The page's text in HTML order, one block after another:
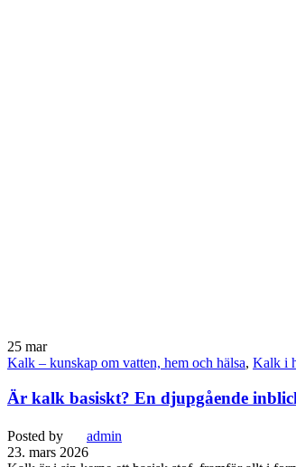
25 mar
Kalk – kunskap om vatten, hem och hälsa, Kalk i
Är kalk basiskt? En djupgående
Posted by
admin
23. mars 2026